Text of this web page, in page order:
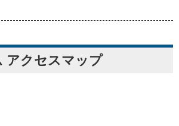
アクセスマップ